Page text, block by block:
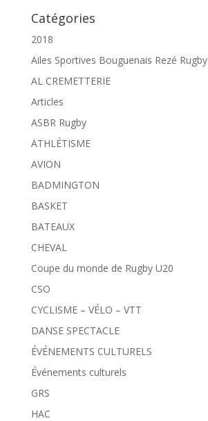
Catégories
2018
Ailes Sportives Bouguenais Rezé Rugby
AL CREMETTERIE
Articles
ASBR Rugby
ATHLÉTISME
AVION
BADMINGTON
BASKET
BATEAUX
CHEVAL
Coupe du monde de Rugby U20
CSO
CYCLISME – VÉLO – VTT
DANSE SPECTACLE
ÉVÉNEMENTS CULTURELS
Événements culturels
GRS
HAC